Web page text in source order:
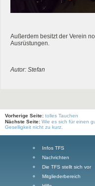
Außerdem besitzt der Verein
Ausrüstungen.
Autor: Stefan
Vorherige Seite: tolles Tauchen
Nächste Seite: Wie es sich für einen
Geselligkeit nicht zu kurz.
Infos TFS
Nachrichten
Die TFS stellt sich vor
Mitgliederbereich